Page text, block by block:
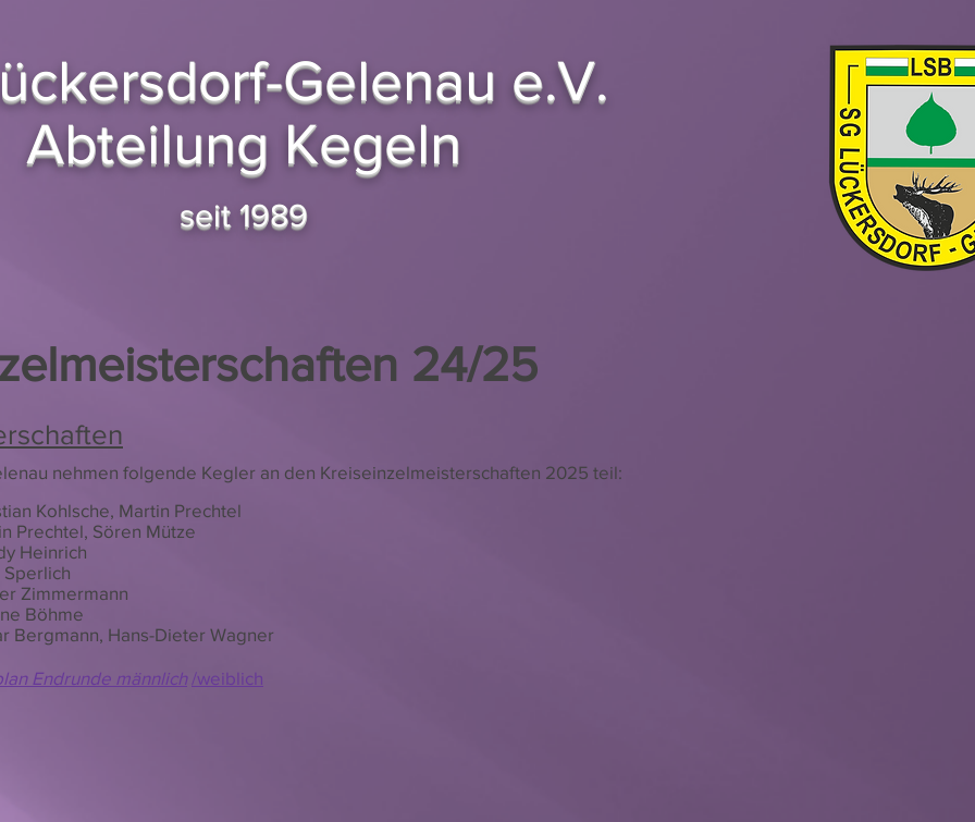
Gelenau e.V.
Abteilung Kegeln
seit 1989
24/25
nehmen folgende Kegler an den Kreiseinzelmeisterschaften 2025 teil:
Kohlsche, Martin Prechtel
Prechtel, Sören Mütze
Heinrich
Sperlich
Zimmermann
Böhme
Bergmann, Hans-Dieter Wagner
Endrunde männlich /weiblich